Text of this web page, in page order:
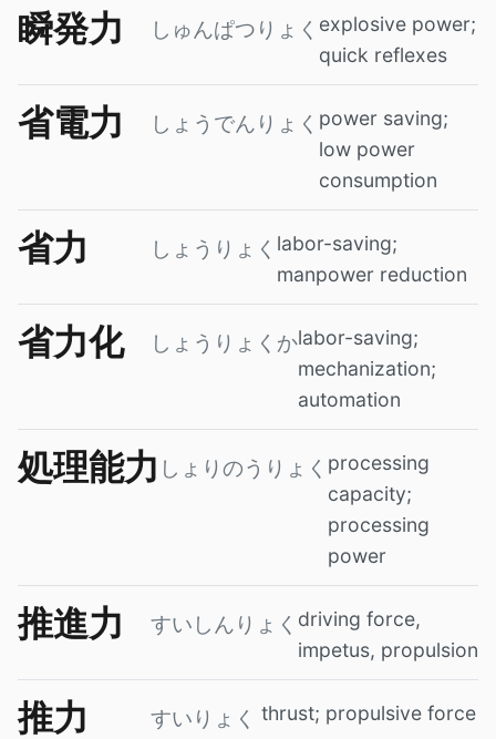
瞬発力 しゅんぱつりょく explosive power;
quick reflexes
省電力 しょうでんりょく power saving;
low power
consumption
省力 しょうりょく labor-saving;
manpower reduction
省力化 しょうりょくかlabor-saving;
mechanization;
automation
処理能力 しょりのうりょく processing
capacity;
processing
power
推進力 すいしんりょく driving force,
impetus, propulsion
推力 すいりょく thrust; propulsive force